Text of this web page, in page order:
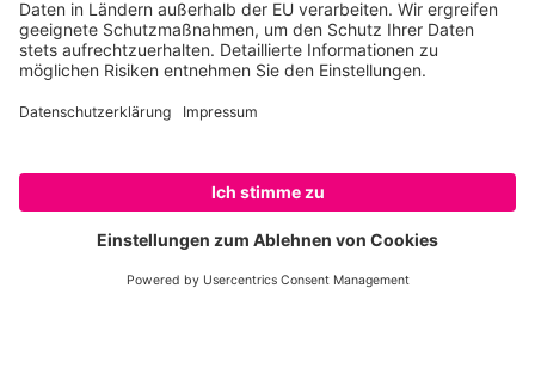
dem die seltenen Berggorillas noch ein zu Hause
haben. Nun müssen wir langfristig die Zukunft
Virungas schützen. Denn 85 Prozent des
Nationalpark sind weiterhin von Ölkonzessionen
Solange die Regierung der demokratischen Republik
Kongo die mit dem Park überlappenden
weiter ein Damoklesschwert über diesem